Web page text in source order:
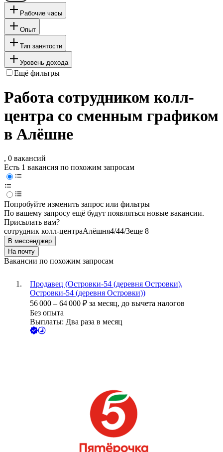
Рабочие часы
Опыт
Тип занятости
Уровень дохода
Ещё фильтры
Работа сотрудником колл-
центра со сменным графиком
в Алёшне
, 0 вакансий
Есть 1 вакансия по похожим запросам
Попробуйте изменить запрос или фильтры
По вашему запросу ещё будут появляться новые вакансии.
Присылать вам?
сотрудник колл-центраАлёшня4/44/3еще 8
В мессенджер
На почту
Вакансии по похожим запросам
Продавец (Островки-54 (деревня Островки),
Островки-54 (деревня Островки))
56 000 – 64 000 ₽ за месяц, до вычета налогов
Без опыта
Выплаты: Два раза в месяц